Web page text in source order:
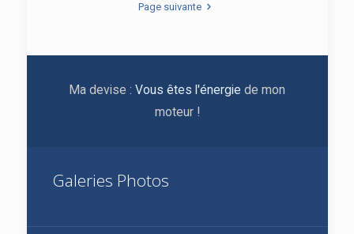
Page suivante
Ma devise : Vous êtes l'énergie de mon
moteur !
Galeries Photos